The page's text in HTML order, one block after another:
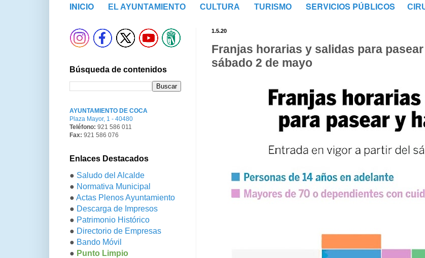
INICIO EL AYUNTAMIENTO CULTURA TURISMO SERVICIOS PÚBLICOS
1.5.20
Franjas horarias y salidas para
sábado 2 de mayo
Búsqueda de contenidos
AYUNTAMIENTO DE COCA
Plaza Mayor, 1 - 40480
Teléfono: 921 586 011
Fax: 921 586 076
Enlaces Destacados
● Saludo del Alcalde
● Normativa Municipal
● Actas Plenos Ayuntamiento
● Descarga de Impresos
● Patrimonio Histórico
● Directorio de Empresas
● Bando Móvil
● Punto Limpio